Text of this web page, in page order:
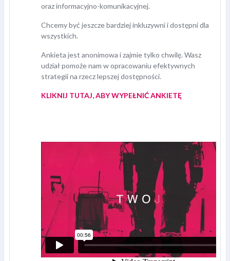
oraz informacyjno-komunikacyjnej.
Chcemy być jeszcze bardziej inkluzywni i dostępni dla
wszystkich.
Ankieta jest anonimowa i zajmie tylko chwilę. Wasz
udział pomoże nam w opracowaniu efektywnych
strategii na rzecz lepszej dostępności.
KLIKNIJ TUTAJ, ABY WYPEŁNIĆ ANKIETĘ